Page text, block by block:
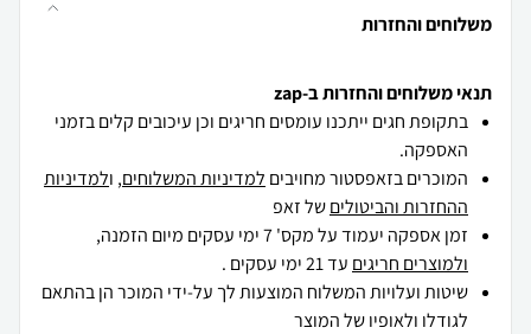
משלוחים והחזרות
תנאי משלוחים והחזרות ב-zap
בתקופת חגים ייתכנו עומסים חריגים וכן עיכובים קלים בזמני
האספקה.
המוכרים בזאפסטור מחויבים למדיניות המשלוחים, ולמדיניות
ההחזרות והביטוליםשל זאפ
זמן אספקה יעמוד על מקס' 7 ימי עסקים מיום הזמנה,
ולמוצרים חריגים עד 21 ימי עסקים .
שיטות ועלויות המשלוח המוצעות לך על-ידי המוכר הן בהתאם
לגודלו ולאופיו של המוצר